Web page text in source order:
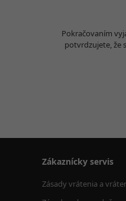
Pokračovaním
potvrdzujete, že
Zákaznícky servis
Zásady vrátenia a